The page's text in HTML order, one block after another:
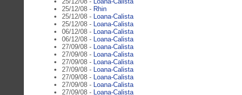
25/12/08 - Rhin
25/12/08 - Loana-Calista
25/12/08 - Loana-Calista
06/12/08 - Loana-Calista
06/12/08 - Loana-Calista
27/09/08 - Loana-Calista
27/09/08 - Loana-Calista
27/09/08 - Loana-Calista
27/09/08 - Loana-Calista
27/09/08 - Loana-Calista
27/09/08 - Loana-Calista
27/09/08 - Loana-Calista